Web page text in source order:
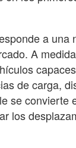
a una
A
de carga,
se convierte
los